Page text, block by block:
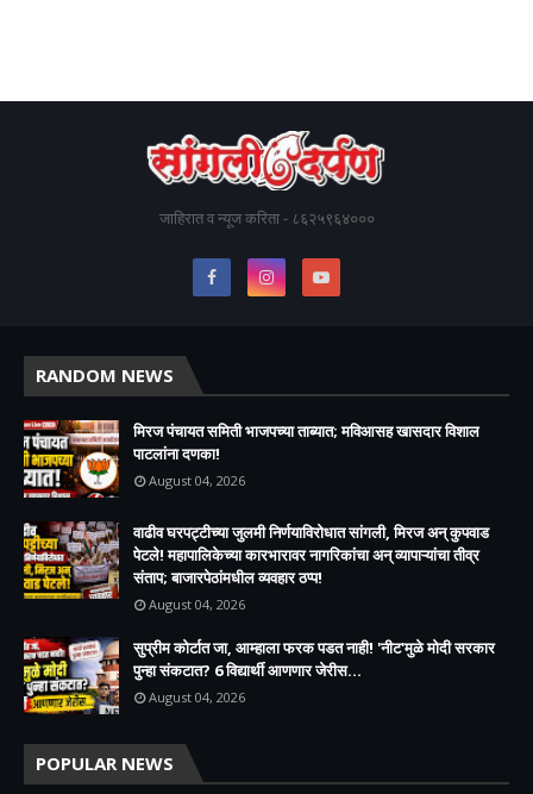
जाहिरात व न्यूज करिता - ८६२५९६४०००
RANDOM NEWS
मिरज पंचायत समिती भाजपच्या ताब्यात; मविआसह खासदार विशाल
पाटलांना दणका!
August 04, 2026
वाढीव घरपट्टीच्या जुलमी निर्णयाविरोधात सांगली, मिरज अन् कुपवाड
पेटले! महापालिकेच्या कारभारावर नागरिकांचा अन् व्यापाऱ्यांचा तीव्र
संताप; बाजारपेठांमधील व्यवहार ठप्प!​
August 04, 2026
सुप्रीम कोर्टात जा, आम्हाला फरक पडत नाही! 'नीट'मुळे मोदी सरकार
पुन्हा संकटात? 6 विद्यार्थी आणणार जेरीस...
August 04, 2026
POPULAR NEWS